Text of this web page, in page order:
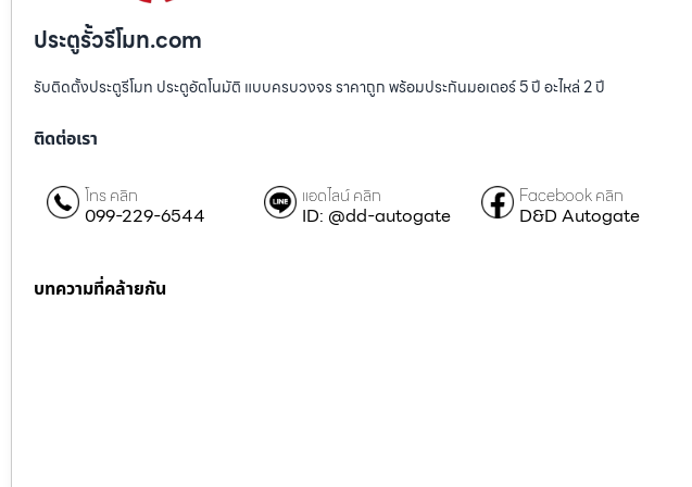
ประตูรั้วรีโมท.com
รับติดตั้งประตูรีโมท ประตูอัตโนมัติ แบบครบวงจร ราคาถูก พร้อมประกันมอเตอร์ 5 ปี อะไหล่ 2 ปี
ติดต่อเรา
โทร คลิก
099-229-6544
แอดไลน์ คลิก
ID: @dd-autogate
Facebook คลิก
D&D Autogate
บทความที่คล้ายกัน